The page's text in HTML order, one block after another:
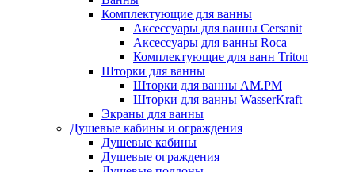
Комплектующие для ванны
Аксессуары для ванны Cersanit
Аксессуары для ванны Roca
Комплектующие для ванн Triton
Шторки для ванны
Шторки для ванны AM.PM
Шторки для ванны WasserKraft
Экраны для ванны
Душевые кабины и ограждения
Душевые кабины
Душевые ограждения